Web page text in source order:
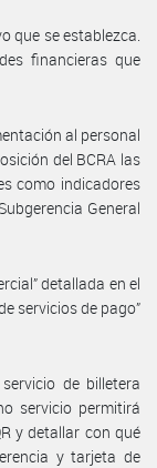
que se establezca.
financieras que
al personal
del BCRA las
como indicadores
General
detallada en el
servicios de pago”
de billetera
servicio permitirá
y detallar con qué
y tarjeta de